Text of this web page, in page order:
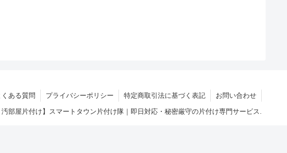
くある質問 プライバシーポリシー 特定商取引法に基づく表記 お問い合わせ
部屋片付け】スマートタウン片付け隊｜即日対応・秘密厳守の片付け専門サービス.